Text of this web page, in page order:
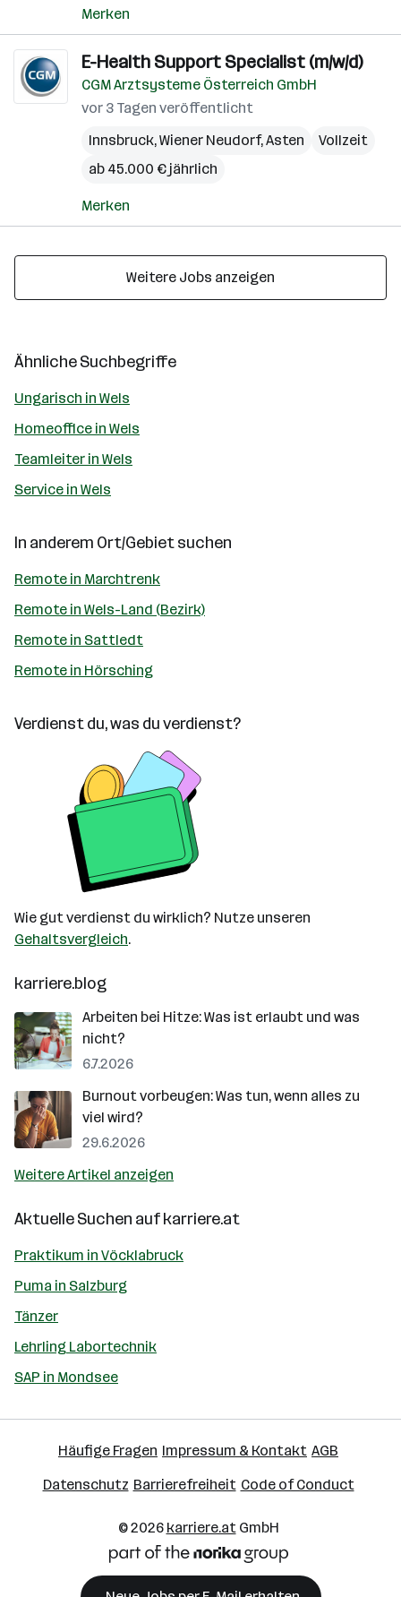
Merken
E-Health Support Specialist (m/w/d)
CGM Arztsysteme Österreich GmbH
vor 3 Tagen veröffentlicht
Innsbruck,Wiener Neudorf,Asten
Vollzeit
ab 45.000 € jährlich
Merken
Weitere Jobs anzeigen
Ähnliche Suchbegriffe
Ungarisch in Wels
Homeoffice in Wels
Teamleiter in Wels
Service in Wels
In anderem Ort/Gebiet suchen
Remote in Marchtrenk
Remote in Wels-Land (Bezirk)
Remote in Sattledt
Remote in Hörsching
Verdienst du, was du verdienst?
Wie gut verdienst du wirklich? Nutze unseren
Gehaltsvergleich.
karriere.blog
Arbeiten bei Hitze: Was ist erlaubt und was
nicht?
6.7.2026
Burnout vorbeugen: Was tun, wenn alles zu
viel wird?
29.6.2026
Weitere Artikel anzeigen
Aktuelle Suchen aufkarriere.at
Praktikum in Vöcklabruck
Puma in Salzburg
Tänzer
Lehrling Labortechnik
SAP in Mondsee
Häufige Fragen Impressum & Kontakt AGB
Datenschutz Barrierefreiheit Code of Conduct
© 2026 karriere.atGmbH